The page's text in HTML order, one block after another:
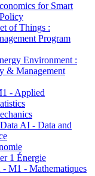
for Smart
of Things :
Program
Environment :
& Management
- Applied
AI - Data and
1 Énergie
M1 - Mathematiques